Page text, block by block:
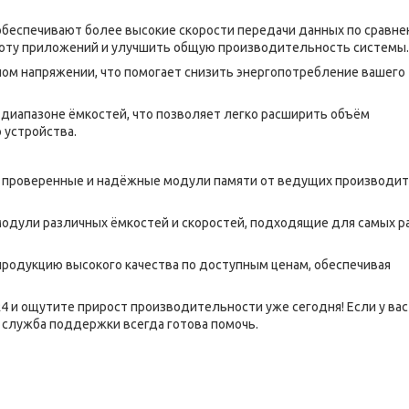
более высокие скорости передачи данных по
приложений и улучшить общую производительность системы.
напряжении, что помогает снизить энергопотребление вашего
ёмкостей, что позволяет легко расширить объём
и надёжные модули памяти от ведущих
различных ёмкостей и скоростей, подходящие для самых
высокого качества по доступным ценам, обеспечивая
ощутите прирост производительности уже сегодня! Если у вас
поддержки всегда готова помочь.